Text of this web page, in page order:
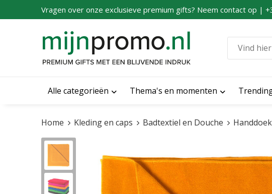
Vragen over onze exclusieve premium gifts? Neem contact op |
Alle categorieën Thema's en momenten
Home Kleding en caps Badtextiel en Douche